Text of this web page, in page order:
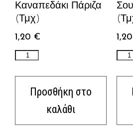
Καναπεδάκι Πάριζα
(τμχ)
1,20 €
Προσθήκη στο
καλάθι
1,20